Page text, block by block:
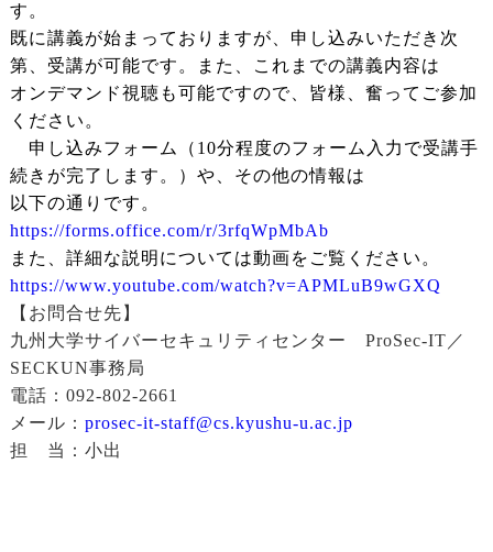
す。
既に講義が始まっておりますが、申し込みいただき次
第、受講が可能です。また、これまでの講義内容は
オンデマンド視聴も可能ですので、皆様、奮ってご参加
ください。
申し込みフォーム（10分程度のフォーム入力で受講手
続きが完了します。）や、その他の情報は
以下の通りです。
https://forms.office.com/r/3rfqWpMbAb
また、詳細な説明については動画をご覧ください。
https://www.youtube.com/watch?v=APMLuB9wGXQ
【お問合せ先】
九州大学サイバーセキュリティセンター ProSec-IT／
SECKUN事務局
電話：092-802-2661
メール： prosec-it-staff@cs.kyushu-u.ac.jp
担 当：小出